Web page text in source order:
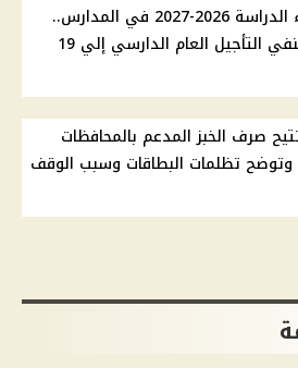
موعد بدء الدراسة 2026-2027 في المدارس..
التعليم ينفي التأجيل العام الدارسي إلي 19
صرف الخبز المدعم بالمحافظات
وتوضح تظلمات البطاقات وسبب الوقف